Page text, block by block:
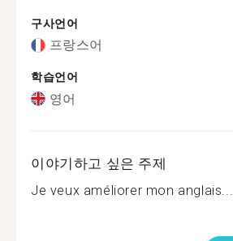
구사언어
프랑스어
학습언어
영어
이야기하고 싶은 주제
Je veux améliorer mon anglais...